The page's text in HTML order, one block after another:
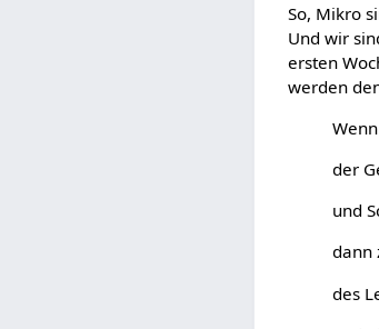
So, Mikro
Und wir
ersten
werden
der
und
dann
des